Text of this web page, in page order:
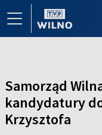
Samorząd
kandydatury
Krzysztofa